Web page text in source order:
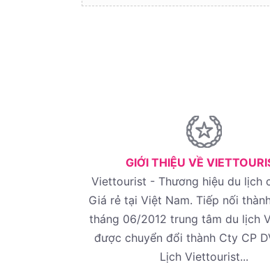
GIỚI THIỆU VỀ
Viettourist - Thương hiệu du lịch
Giá rẻ tại Việt Nam. Tiếp nối
tháng 06/2012 trung tâm du lịch
được chuyển đổi thành Cty CP
Lịch Viettourist...